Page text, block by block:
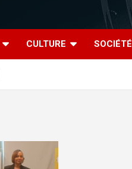
CULTURE SOCIÉTÉ